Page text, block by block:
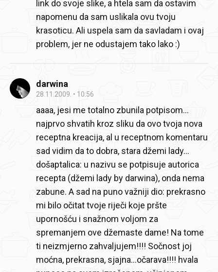
link do svoje slike, a htela sam da ostavim
napomenu da sam uslikala ovu tvoju
krasoticu. Ali uspela sam da savladam i ovaj
problem, jer ne odustajem tako lako :)
darwina
28.11.2009. 10:56
aaaa, jesi me totalno zbunila potpisom…
najprvo shvatih kroz sliku da ovo tvoja nova
receptna kreacija, al u receptnom komentaru
sad vidim da to dobra, stara džemi lady…
došaptalica: u nazivu se potpisuje autorica
recepta (džemi lady by darwina), onda nema
zabune. A sad na puno važniji dio: prekrasno
mi bilo očitat tvoje riječi koje pršte
upornošću i snažnom voljom za
spremanjem ove džemaste dame! Na tome
ti neizmjerno zahvaljujem!!!! Sočnost joj
moćna, prekrasna, sjajna…očarava!!!! hvala